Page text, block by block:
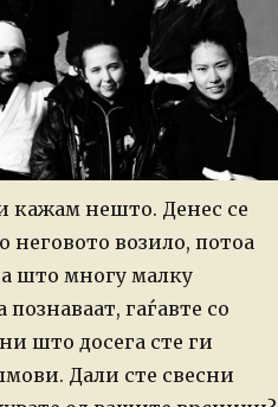
кажам нешто. Денес се
неговото возило, потоа
што многу малку
познаваат, гаѓавте со
што досега сте ги
Дали сте свесни